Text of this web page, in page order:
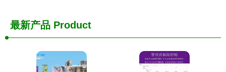
最新产品 Product